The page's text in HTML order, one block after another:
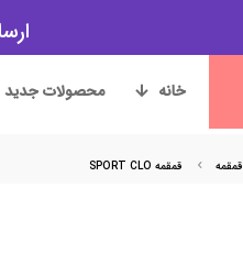
خانه محصولات جدید
قمقمه قمقمه SPORT CLO